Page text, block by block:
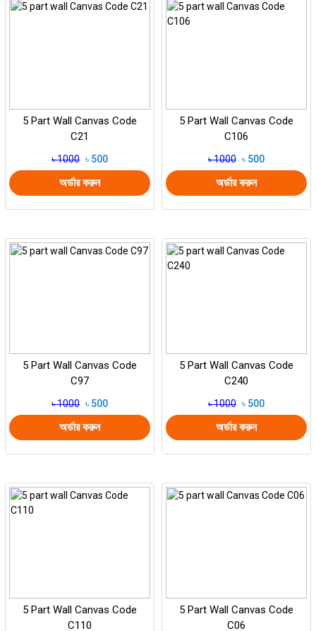
5 Part Wall Canvas Code
C21
৳ 1000 ৳ 500
অর্ডার করুন
5 Part Wall Canvas Code
C106
৳ 1000 ৳ 500
অর্ডার করুন
5 Part Wall Canvas Code
C97
৳ 1000 ৳ 500
অর্ডার করুন
5 Part Wall Canvas Code
C240
৳ 1000 ৳ 500
অর্ডার করুন
5 Part Wall Canvas Code
C110
5 Part Wall Canvas Code
C06